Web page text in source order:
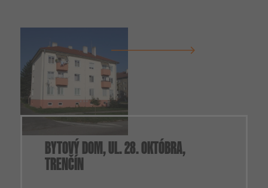
BYTOVÝ DOM, UL. 28. OKTÓBRA,
TRENČÍN